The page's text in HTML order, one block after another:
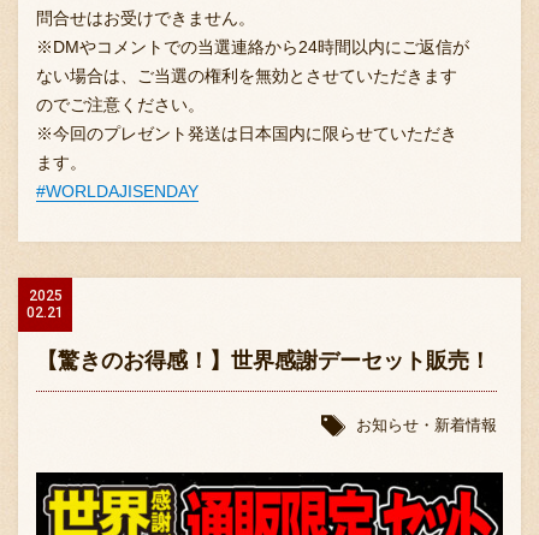
問合せはお受けできません。
※DMやコメントでの当選連絡から24時間以内にご返信が
ない場合は、ご当選の権利を無効とさせていただきます
のでご注意ください。
※今回のプレゼント発送は日本国内に限らせていただき
ます。
#WORLDAJISENDAY
2025
02.21
【驚きのお得感！】世界感謝デーセット販売！
お知らせ・新着情報